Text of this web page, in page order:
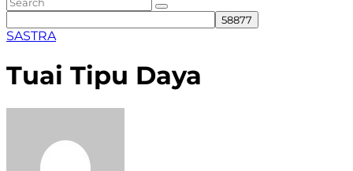
SASTRA
Tuai Tipu Daya